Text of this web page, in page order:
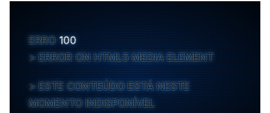
ERRO 100
ERROR ON HTML5 MEDIA ELEMENT
ESTE CONTEÚDO ESTÁ NESTE
MOMENTO INDISPONÍVEL